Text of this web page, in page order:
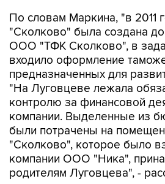
По словам Маркина, "в 2011
"Сколково" была создана
ООО "ТФК Сколково", в
входило оформление
предназначенных для
"На Луговцеве лежала
контролю за финансовой
компании. Выделенные из
были потрачены на
"Сколково", которое было
компании ООО "Ника",
родителям Луговцева", -